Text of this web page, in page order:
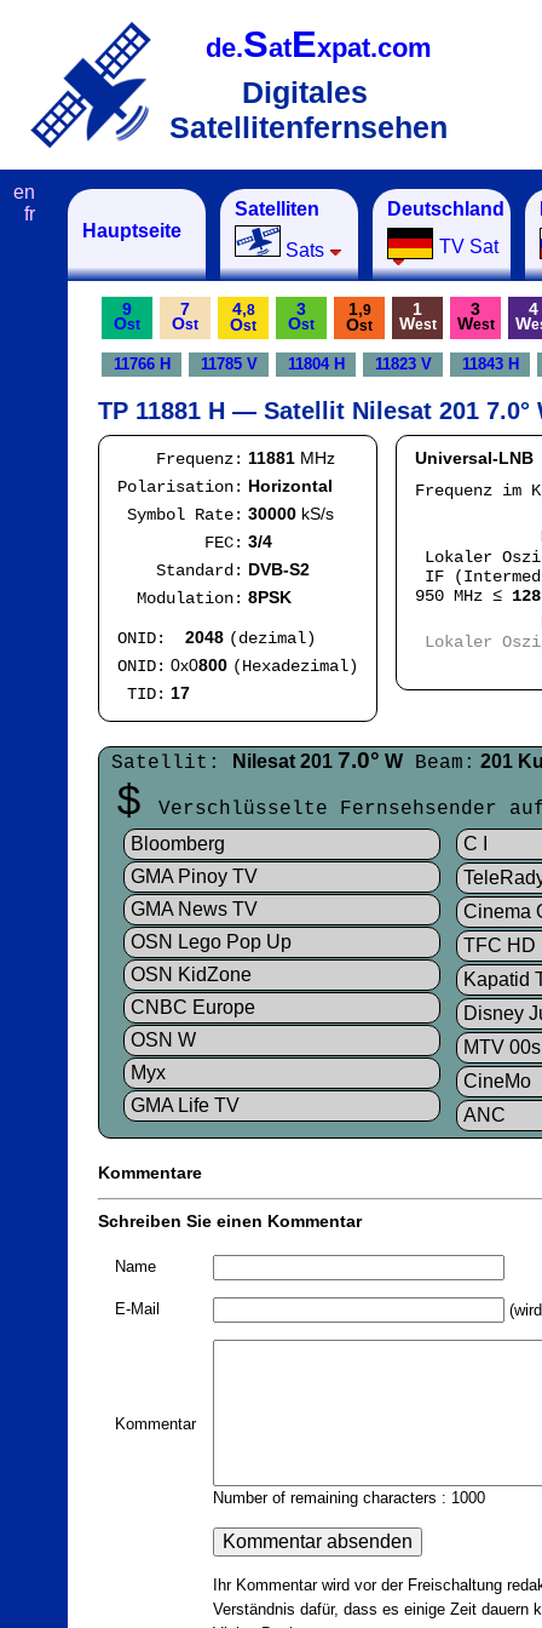
de.SatExpat.com
Digitales
Satellitenfernsehen
Hauptseite
Satelliten
Sats
Deutschland
TV Sat
en
fr
9
Ost
7
Ost
4,8
Ost
3
Ost
1,9
Ost
1
West
3
West
4
W
11766 H 11785 V 11804 H 11823 V 11843 H
TP 11881 H — Satellit Nilesat 201 7.0°
Frequenz: 11881 MHz
Polarisation: Horizontal
Symbol Rate: 30000 kS/s
FEC: 3/4
Standard: DVB-S2
Modulation: 8PSK
ONID: 2048 (dezimal)
ONID: 0x0800 (Hexadezimal)
TID: 17
Universal-LNB
Frequenz im
Lokaler
IF
950 MHz ≤
Lokaler
Satellit: Nilesat 201 7.0° W Beam: 201
$ Verschlüsselte Fernsehsender
Bloomberg
GMA Pinoy TV
GMA News TV
OSN Lego Pop Up
OSN KidZone
CNBC Europe
OSN W
Myx
GMA Life TV
C I
Cinema
TFC HD
Kapatid
Disney
MTV 00s
CineMo
ANC
Kommentare
Schreiben Sie einen Kommentar
Name
E-Mail
Kommentar
Number of remaining characters : 1000
Ihr Kommentar wird vor der Freischaltung
Verständnis dafür, dass es einige Zeit